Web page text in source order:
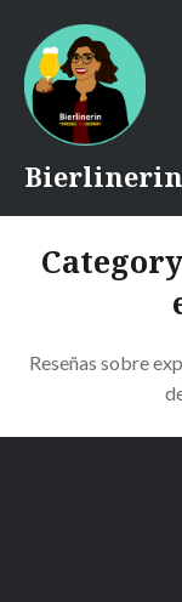
content
Bierlinerin
Reseñas sobre